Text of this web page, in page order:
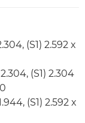
(S1) 2.592 x
(S1) 2.304
(S1) 2.592 x